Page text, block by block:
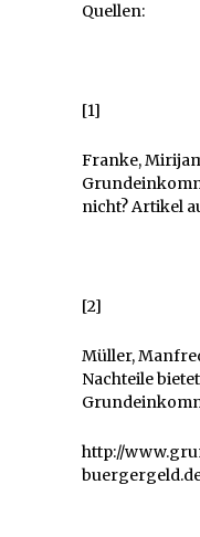
Quellen:
[1]
Franke,
nicht? Artikel
[2]
Müller,
Nachteile
http://